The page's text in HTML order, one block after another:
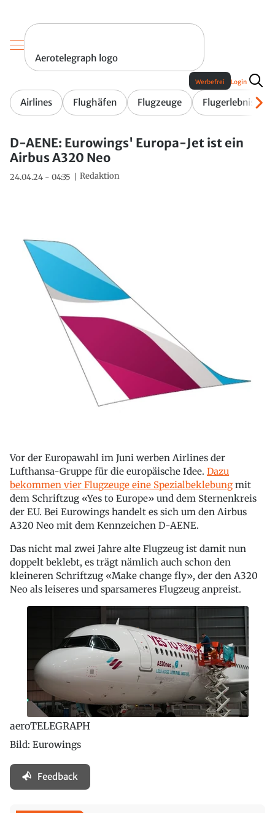
Aerotelegraph logo
Airlines Flughäfen Flugzeuge Flugerlebnis
Werbefrei Login
D-AENE: Eurowings' Europa-Jet ist ein
Airbus A320 Neo
24.04.24 - 04:35 Redaktion
Vor der Europawahl im Juni werben Airlines der
Lufthansa-Gruppe für die europäische Idee. Dazu
bekommen vier Flugzeuge eine Spezialbeklebung mit
dem Schriftzug «Yes to Europe» und dem Sternenkreis
der EU. Bei Eurowings handelt es sich um den Airbus
A320 Neo mit dem Kennzeichen D-AENE.
Das nicht mal zwei Jahre alte Flugzeug ist damit nun
doppelt beklebt, es trägt nämlich auch schon den
kleineren Schriftzug «Make change fly», der den A320
Neo als leiseres und sparsameres Flugzeug anpreist.
aeroTELEGRAPH
Bild: Eurowings
Feedback